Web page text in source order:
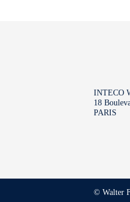
INTECO
18
PARIS
© Walter